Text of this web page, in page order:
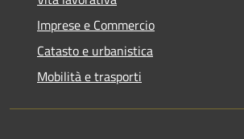
Imprese e Commercio
Catasto e urbanistica
Mobilità e trasporti